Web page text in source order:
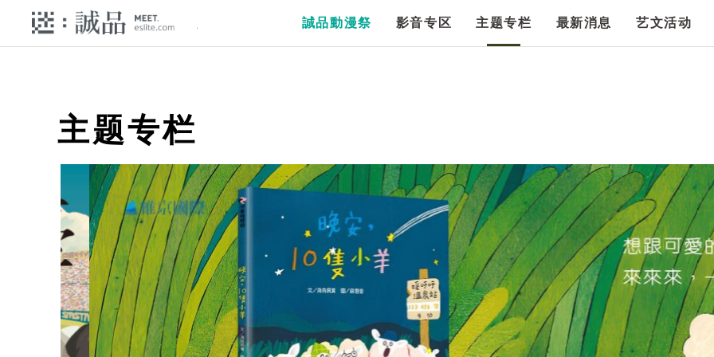
誠品動漫祭 影音专区 主题专栏 最新消息 艺文活动
主题专栏